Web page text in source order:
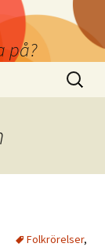
på?
Sök
efter:
Folkrörelser,